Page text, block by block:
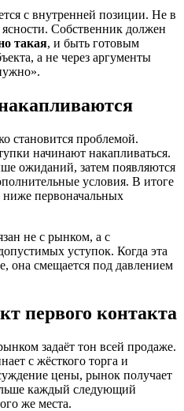
с внутренней позиции. Не в
Собственник должен
такая, и быть готовым
а не через аргументы
становится проблемой.
начинают накапливаться.
ожиданий, затем появляются
условия. В итоге
ниже первоначальных
не с рынком, а с
уступок. Когда эта
она смещается под давлением
первого контакта
задаёт тон всей продаже.
с жёсткого торга и
цены, рынок получает
каждый следующий
же места.